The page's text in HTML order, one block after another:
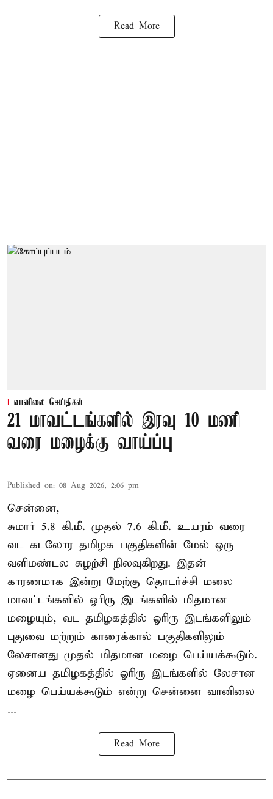
Read More
வானிலை செய்திகள்
21 மாவட்டங்களில் இரவு 10 மணி
வரை மழைக்கு வாய்ப்பு
Published on: 08 Aug 2026, 2:06 pm
சென்னை,
சுமார் 5.8 கி.மீ. முதல் 7.6 கி.மீ. உயரம் வரை
வட கடலோர தமிழக பகுதிகளின் மேல் ஒரு
வளிமண்டல சுழற்சி நிலவுகிறது. இதன்
காரணமாக இன்று மேற்கு தொடர்ச்சி மலை
மாவட்டங்களில் ஓரிரு இடங்களில் மிதமான
மழையும், வட தமிழகத்தில் ஓரிரு இடங்களிலும்
புதுவை மற்றும் காரைக்கால் பகுதிகளிலும்
லேசானது முதல் மிதமான மழை பெய்யக்கூடும்.
ஏனைய தமிழகத்தில் ஓரிரு இடங்களில் லேசான
மழை பெய்யக்கூடும் என்று சென்னை வானிலை
...
Read More